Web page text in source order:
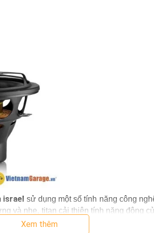
israel sử dụng một số tính năng công
và nhẹ, titan cải thiện tính năng động
Xem thêm